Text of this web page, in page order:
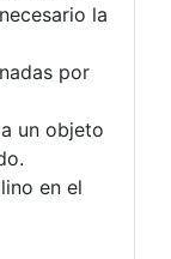
la
por
un objeto
en el